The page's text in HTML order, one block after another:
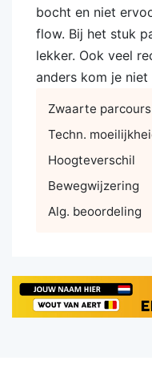
bocht en niet
flow. Bij het stuk
lekker. Ook veel
anders kom je
Zwaarte parcours
Techn.
Hoogteverschil
Bewegwijzering
Alg. beoordeling